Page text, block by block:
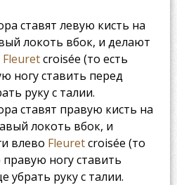
ставят левую кисть на
локоть вбок, и делают
Fleuretcroisée (то есть
ногу ставить перед
руку с талии.
ставят правую кисть на
локоть вбок, и
влево Fleuretcroisée (то
правую ногу ставить
убрать руку с талии.